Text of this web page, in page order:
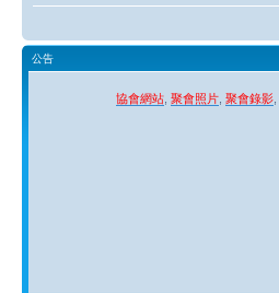
公告
協會網站 聚會照片 聚會錄影